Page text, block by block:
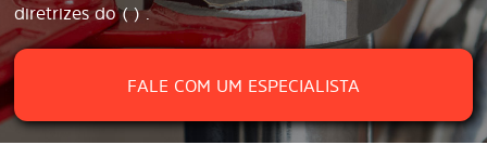
diretrizes do ( ) .
FALE COM UM ESPECIALISTA